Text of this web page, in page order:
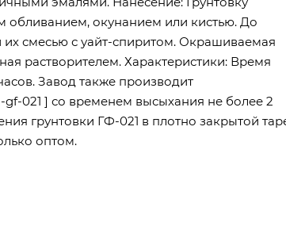
обливанием, окунанием или кистью. До
их смесью с уайт-спиритом. Окрашиваемая
растворителем. Характеристики: Время
Завод также производит
021 ] со временем высыхания не более 2
грунтовки ГФ-021 в плотно закрытой
оптом.